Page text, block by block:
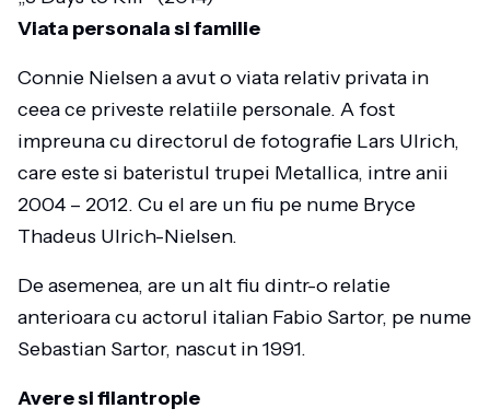
Viata personala si familie
Connie Nielsen a avut o viata relativ privata in
ceea ce priveste relatiile personale. A fost
impreuna cu directorul de fotografie Lars Ulrich,
care este si bateristul trupei Metallica, intre anii
2004 – 2012. Cu el are un fiu pe nume Bryce
Thadeus Ulrich-Nielsen.
De asemenea, are un alt fiu dintr-o relatie
anterioara cu actorul italian Fabio Sartor, pe nume
Sebastian Sartor, nascut in 1991.
Avere si filantropie